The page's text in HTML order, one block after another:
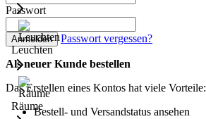
Leuchten
Räume
Passwort
Anmelden Passwort vergessen?
Als neuer Kunde bestellen
Das Erstellen eines Kontos hat viele Vorteile:
Bestell- und Versandstatus ansehen